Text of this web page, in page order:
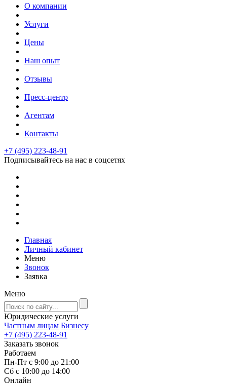
О компании
Услуги
Цены
Наш опыт
Отзывы
Пресс-центр
Агентам
Контакты
+7 (495) 223-48-91
Подписывайтесь на нас в соцсетях
Главная
Личный кабинет
Меню
Звонок
Заявка
Меню
Юридические услуги
Частным лицам Бизнесу
+7 (495) 223-48-91
Заказать звонок
Работаем
Пн-Пт с 9:00 до 21:00
Сб с 10:00 до 14:00
Онлайн